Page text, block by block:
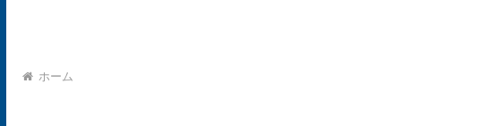
ホーム